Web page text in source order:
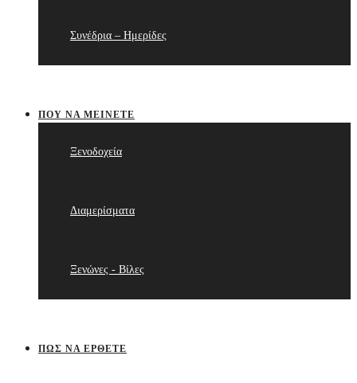
Συνέδρια – Ημερίδες
ΠΟΥ ΝΑ ΜΕΊΝΕΤΕ
Ξενοδοχεία
Διαμερίσματα
Ξενώνες - Βίλες
ΠΩΣ ΝΑ ΈΡΘΕΤΕ